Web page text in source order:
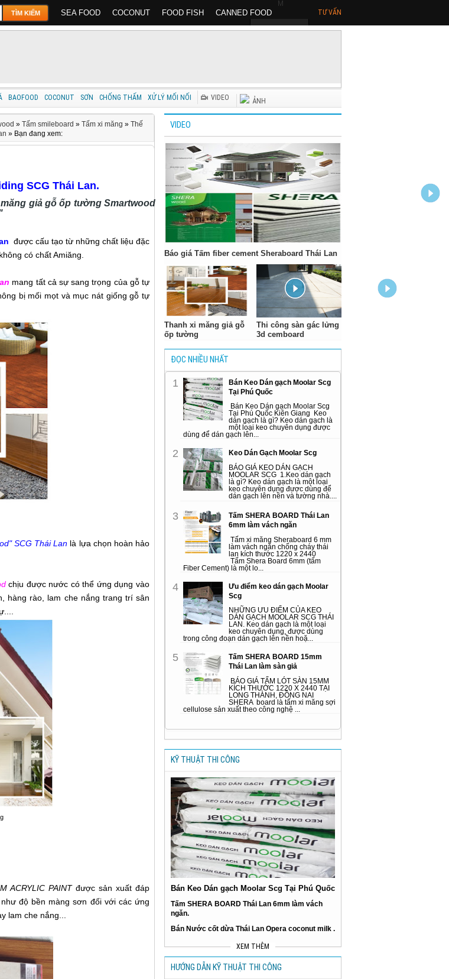
TÌM KIẾM SEA FOOD COCONUT FOOD FISH CANNED FOOD
M
TƯ VẤN
MR BẢO 10
BAOFOOD COCONUT SƠN CHỐNG THẤM XỬ LÝ MỐI NỐI VIDEO ẢNH
» Tấm smileboard » Tấm xi măng » Thế
» Bạn đang xem:
SCG Thái Lan.
giả gỗ ốp tường Smartwood
được cấu tạo từ những chất liệu đặc
có chất Amiăng.
mang tất cả sự sang trọng của gỗ tự
bị mối mọt và mục nát giống gỗ tự
SCG Thái Lan là lựa chọn hoàn hảo
chịu được nước có thể ứng dụng vào
hàng rào, lam che nắng trang trí sân
ACRYLIC PAINTđược sản xuất đáp
độ bền màng sơn đối với các ứng
lam che nắng...
VIDEO
Báo giá Tấm fiber cement Sheraboard Thái Lan
Thanh xi măng giả gỗ
ốp tường
Thi công sàn gác lửng
3d cemboard
ĐỌC NHIỀU NHẤT
Bán Keo Dán gạch Moolar Scg
Tại Phú Quốc
Bán Keo Dán gạch Moolar Scg
Tại Phú Quốc Kiên Giang Keo
dán gạch là gì? Keo dán gạch là
một loại keo chuyên dụng được
dùng để dán gạch lên...
Keo Dán Gạch Moolar Scg
BÁO GIÁ KEO DÁN GẠCH
MOOLAR SCG 1.Keo dán gạch
là gì? Keo dán gạch là một loại
keo chuyên dụng được dùng để
dán gạch lên nền và tường nhà....
Tấm SHERA BOARD Thái Lan
6mm làm vách ngăn
Tấm xi măng Sheraboard 6 mm
làm vách ngăn chống cháy thái
lan kích thước 1220 x 2440
Tấm Shera Board 6mm (tấm
Fiber Cement) là một lo...
Ưu điểm keo dán gạch Moolar
Scg
NHỮNG ƯU ĐIỂM CỦA KEO
DÁN GẠCH MOOLAR SCG THÁI
LAN. Keo dán gạch là một loại
keo chuyên dụng, được dùng
trong công đoạn dán gạch lên nền hoặ...
Tấm SHERA BOARD 15mm
Thái Lan làm sàn giả
BÁO GIÁ TẤM LÓT SÀN 15MM
KÍCH THƯỚC 1220 X 2440 TẠI
LONG THÀNH, ĐỒNG NAI
SHERA board là tấm xi măng sợi
cellulose sản xuất theo công nghệ ...
KỸ THUẬT THI CÔNG
Bán Keo Dán gạch Moolar Scg Tại Phú Quốc
Tấm SHERA BOARD Thái Lan 6mm làm vách
ngăn.
Bán Nước cốt dừa Thái Lan Opera coconut milk .
XEM THÊM
HƯỚNG DẪN KỸ THUẬT THI CÔNG